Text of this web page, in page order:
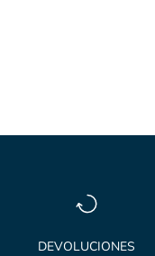
DEVOLUCIONES